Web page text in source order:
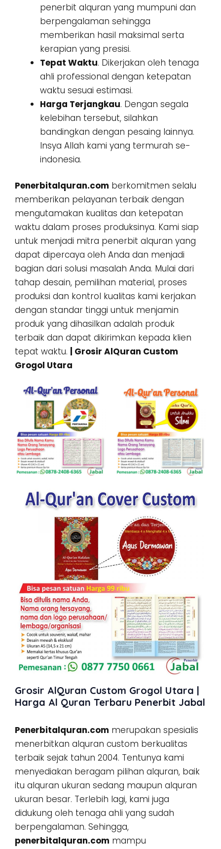
penerbit alquran yang mumpuni dan
berpengalaman sehingga
memberikan hasil maksimal serta
kerapian yang presisi.
Tepat Waktu. Dikerjakan oleh tenaga
ahli professional dengan ketepatan
waktu sesuai estimasi.
Harga Terjangkau. Dengan segala
kelebihan tersebut, silahkan
bandingkan dengan pesaing lainnya.
Insya Allah kami yang termurah se-
indonesia.
Penerbitalquran.com berkomitmen selalu
memberikan pelayanan terbaik dengan
mengutamakan kualitas dan ketepatan
waktu dalam proses produksinya. Kami siap
untuk menjadi mitra penerbit alquran yang
dapat dipercaya oleh Anda dan menjadi
bagian dari solusi masalah Anda. Mulai dari
tahap desain, pemilihan material, proses
produksi dan kontrol kualitas kami kerjakan
dengan standar tinggi untuk menjamin
produk yang dihasilkan adalah produk
terbaik dan dapat dikirimkan kepada klien
tepat waktu.
| Grosir AlQuran Custom
Grogol Utara
Grosir AlQuran Custom Grogol Utara |
Harga Al Quran Terbaru Penerbit Jabal
Penerbitalquran.com merupakan spesialis
menerbitkan alquran custom berkualitas
terbaik sejak tahun 2004. Tentunya kami
menyediakan beragam pilihan alquran, baik
itu alquran ukuran sedang maupun alquran
ukuran besar. Terlebih lagi, kami juga
didukung oleh tenaga ahli yang sudah
berpengalaman. Sehingga,
penerbitalquran.com mampu